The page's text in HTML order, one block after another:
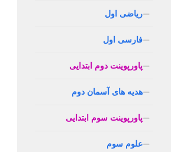
ریاضی اول
فارسی اول
پاورپوینت دوم ابتدایی
هدیه های آسمان دوم
پاورپوینت سوم ابتدایی
علوم سوم